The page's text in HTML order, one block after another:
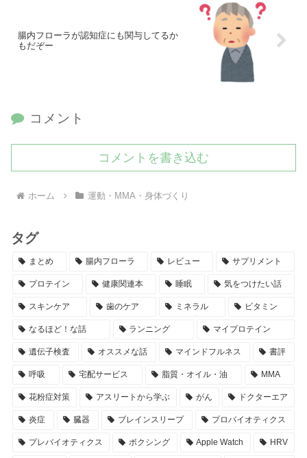
腸内フローラが認知症にも関与してるか
もだぞー
コメント
コメントを書き込む
ホーム 運動・MMA・身体づくり
タグ
まとめ 腸内フローラ レビュー サプリメント
プロテイン 健康関連本 睡眠 気をつけたい話
スキンケア 歯のケア ミネラル ビタミン
なるほど！な話 ランニング マイプロテイン
遺伝子検査 オススメな話 マインドフルネス 書評
呼吸 宅配サービス 脂質・オイル・油 MMA
花粉症対策 アスリートから学ぶ がん ドクターエア
炎症 臓器 ブレインスリープ プロバイオティクス
プレバイオティクス ボクシング Apple Watch HRV